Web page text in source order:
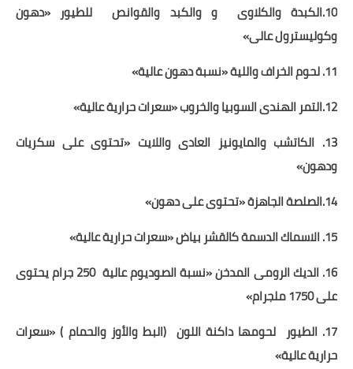
10.الكبدة والكلاوى
و والكبد والقوانص
للطيور «دهون
وكوليسترول عالى»
11. لحوم الخراف واللية «نسبة دهون عالية»
12.التمر الهندى السوبيا والخروب «سعرات حرارية عالية»
13. الكاتشب والمايونيز العادى واللايت «تحتوى على سكريات
ودهون»
14.الصلصة الجاهزة «تحتوى على دهون»
15. الاسماك الدسمة كالقشر بياض «سعرات حرارية عالية»
16. الديك الرومى المدخن «نسبة الصوديوم عالية
250 جرام يحتوى
على 1750 ملجرام»
17. الطيور
لحومها داكنة اللون (البط والأوز والحمام ) «سعرات
حرارية عالية»